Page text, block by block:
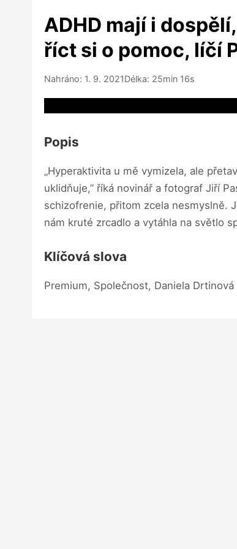
ADHD mají i
říct si o pomoc, líčí
Nahráno: 1. 9. 2021Délka: 25min 16s
Popis
„Hyperaktivita u mě vymizela, ale
uklidňuje,” říká novinář a fotograf Jiří
schizofrenie, přitom zcela nesmyslně.
nám kruté zrcadlo a vytáhla na světlo
Klíčová slova
Premium, Společnost, Daniela Drtinová